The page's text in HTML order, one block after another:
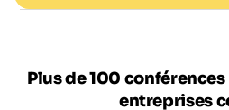
Plus de 100
entreprises